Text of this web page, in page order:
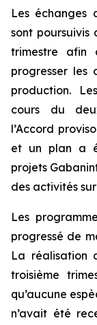
Les échanges
sont poursuivis
trimestre afin
progresser les
production.
cours du
l’Accord
et un plan a
projets
des activités
Les
progressé de
La réalisation
troisième
qu’aucune
n’avait été